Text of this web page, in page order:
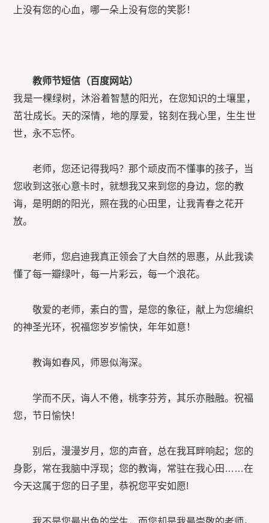
上没有您的心血，哪一朵上没有您的笑影！
教师节短信（百度网站）
我是一棵绿树，沐浴着智慧的阳光，在您知识的土壤里，
茁壮成长。天的深情，地的厚爱，铭刻在我心里，生生世
世，永不忘怀。
老师，您还记得我吗？那个顽皮而不懂事的孩子，当
您收到这张心意卡时，就想我又来到您的身边，您的教
诲，是明朗的阳光，照在我的心田里，让我青春之花开
放。
老师，您启迪我真正领会了大自然的恩惠，从此我读
懂了每一瓣绿叶，每一片彩云，每一个浪花。
敬爱的老师，素白的雪，是您的象征，献上为您编织
的神圣光环，祝福您岁岁愉快，年年如意！
教诲如春风，师恩似海深。
学而不厌，诲人不倦，桃李芬芳，其乐亦融融。祝福
您，节日愉快！
别后，漫漫岁月，您的声音，总在我耳畔响起；您的
身影，常在我脑中浮现；您的教诲，常驻在我心田……在
今天这属于您的日子里，恭祝您平安如愿!